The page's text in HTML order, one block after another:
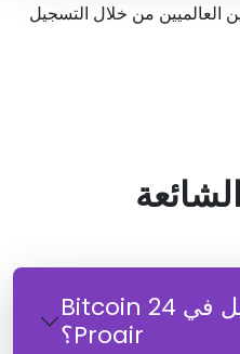
العالميين من خلال التسجيل
كيف يمكنني التسجيل في Bitcoin 24
Proair؟